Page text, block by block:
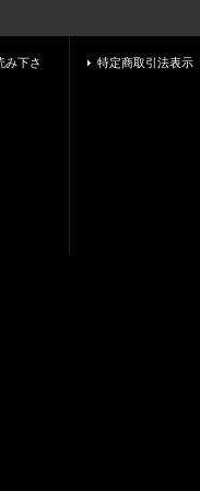
み下さ
特定商取引法表示